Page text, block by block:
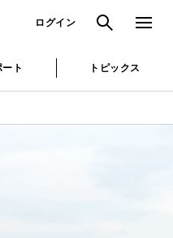
ログイン 検索 メニュ
ト トピックス